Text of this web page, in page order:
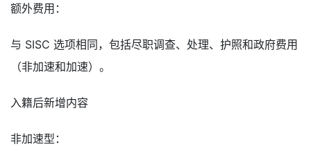
额外费用：
与 SISC 选项相同，包括尽职调查、处理、护照和政府费用
（非加速和加速）。
入籍后新增内容
非加速型：